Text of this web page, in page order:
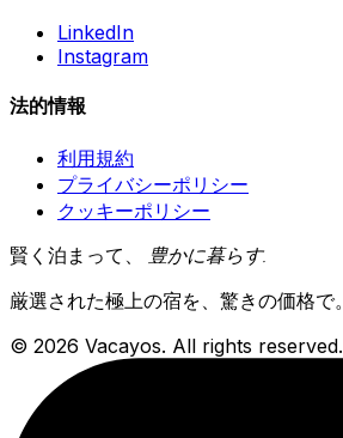
LinkedIn
Instagram
法的情報
利用規約
プライバシーポリシー
クッキーポリシー
賢く泊まって、 豊かに暮らす.
厳選された極上の宿を、驚きの価格で。
© 2026 Vacayos. All rights reserved.